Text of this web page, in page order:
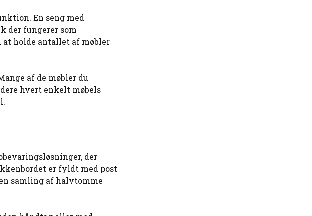
En seng med
der fungerer som
at holde antallet af møbler
af de møbler du
hvert enkelt møbels
der
er fyldt med post
samling af halvtomme